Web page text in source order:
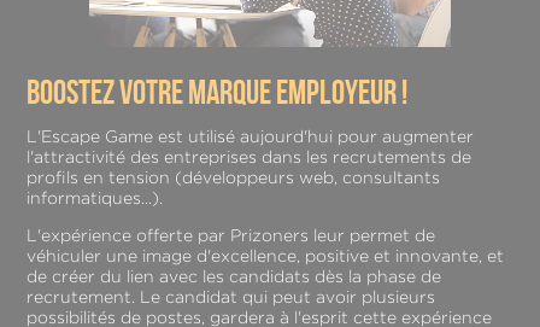
boostez votre marque employeur !
L'Escape Game est utilisé aujourd'hui pour augmenter
l'attractivité des entreprises dans les recrutements de
profils en tension (développeurs web, consultants
informatiques...).
L'expérience offerte par Prizoners leur permet de
véhiculer une image d'excellence, positive et innovante, et
de créer du lien avec les candidats dès la phase de
recrutement. Le candidat qui peut avoir plusieurs
possibilités de postes, gardera à l'esprit cette expérience